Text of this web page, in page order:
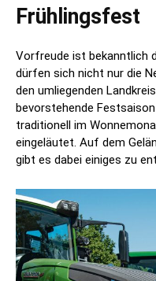
Frühlingsfest
Vorfreude ist bekanntlich
dürfen sich nicht nur die
den umliegenden
bevorstehende
traditionell im
eingeläutet. Auf dem
gibt es dabei einiges zu